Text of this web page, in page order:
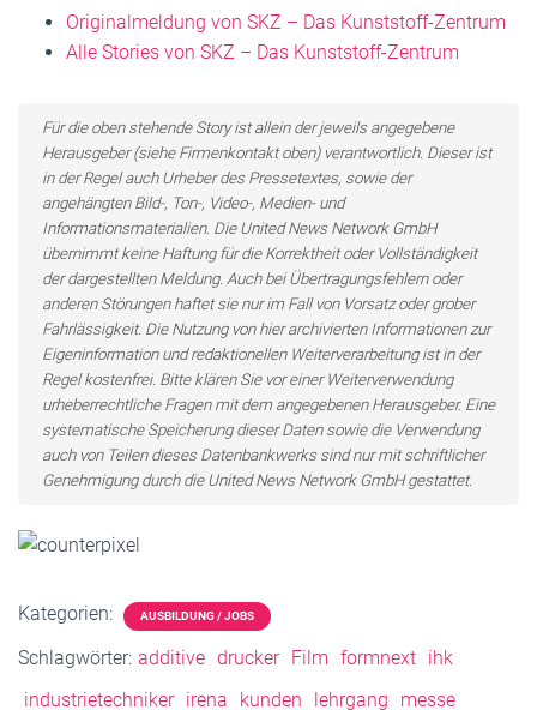
Originalmeldung von SKZ – Das Kunststoff-Zentrum
Alle Stories von SKZ – Das Kunststoff-Zentrum
Für die oben stehende Story ist allein der jeweils angegebene
Herausgeber (siehe Firmenkontakt oben) verantwortlich. Dieser ist
in der Regel auch Urheber des Pressetextes, sowie der
angehängten Bild-, Ton-, Video-, Medien- und
Informationsmaterialien. Die United News Network GmbH
übernimmt keine Haftung für die Korrektheit oder Vollständigkeit
der dargestellten Meldung. Auch bei Übertragungsfehlern oder
anderen Störungen haftet sie nur im Fall von Vorsatz oder grober
Fahrlässigkeit. Die Nutzung von hier archivierten Informationen zur
Eigeninformation und redaktionellen Weiterverarbeitung ist in der
Regel kostenfrei. Bitte klären Sie vor einer Weiterverwendung
urheberrechtliche Fragen mit dem angegebenen Herausgeber. Eine
systematische Speicherung dieser Daten sowie die Verwendung
auch von Teilen dieses Datenbankwerks sind nur mit schriftlicher
Genehmigung durch die United News Network GmbH gestattet.
Kategorien: AUSBILDUNG / JOBS
Schlagwörter: additive drucker Film formnext ihk
industrietechniker irena kunden lehrgang
messe